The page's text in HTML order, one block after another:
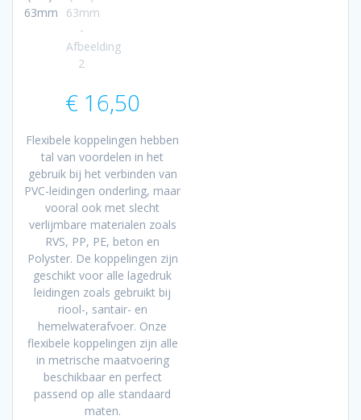
€16,50
Flexibele koppelingen hebben
tal van voordelen in het
gebruik bij het verbinden van
PVC-leidingen onderling, maar
vooral ook met slecht
verlijmbare materialen zoals
RVS, PP, PE, beton en
Polyster. De koppelingen zijn
geschikt voor alle lagedruk
leidingen zoals gebruikt bij
riool-, santair- en
hemelwaterafvoer. Onze
flexibele koppelingen zijn alle
in metrische maatvoering
beschikbaar en perfect
passend op alle standaard
maten.